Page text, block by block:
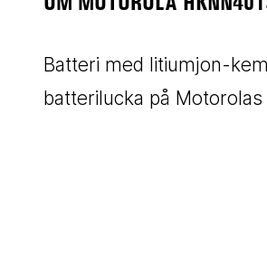
Batteri med litiumjon-
batterilucka på